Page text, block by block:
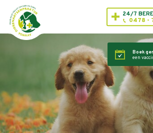
24/7
0478 -
Boek
een